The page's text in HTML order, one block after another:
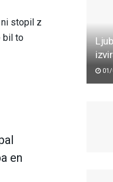
ni stopil z
bil to
en
01/